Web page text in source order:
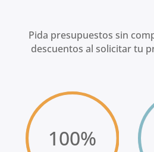
Pida presupuestos sin
descuentos al solicitar tu
100%